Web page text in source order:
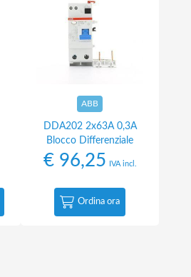
ABB
DDA202 2x63A 0,3A
Blocco Differenziale
€96,25 IVA incl.
Ordina ora